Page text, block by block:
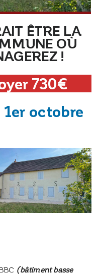
ÊTRE LA
OÙ
!
730€
octobre
(bâtiment basse